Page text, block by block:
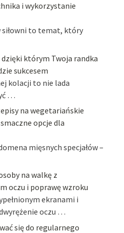
i wykorzystanie
siłowni to temat, który
dzięki którym Twoja randka
sukcesem
kolacji to nie lada
…
na wegetariańskie
opcje dla
mięsnych specjałów –
na walkę z
oczu i poprawę wzroku
ekranami i
oczu …
się do regularnego